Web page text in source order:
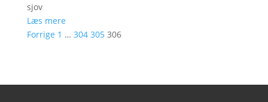
sjov
Læs mere
Forrige 1 … 304 305 306